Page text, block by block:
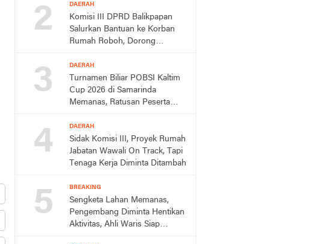
2 DAERAH
Komisi III DPRD Balikpapan
Salurkan Bantuan ke Korban
Rumah Roboh, Dorong
3 DAERAH
Turnamen Biliar POBSI Kaltim
Cup 2026 di Samarinda
Memanas, Ratusan Peserta
4 DAERAH
Sidak Komisi III, Proyek Rumah
Jabatan Wawali On Track, Tapi
Tenaga Kerja Diminta Ditambah
5 BREAKING
Sengketa Lahan Memanas,
Pengembang Diminta Hentikan
Aktivitas, Ahli Waris Siap